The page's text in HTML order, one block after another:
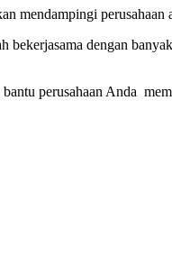
mendampingi
bekerjasama dengan
perusahaan Anda